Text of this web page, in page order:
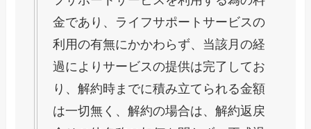
金であり、ライフサポートサービスの
利用の有無にかかわらず、当該月の経
過によりサービスの提供は完了してお
り、解約時までに積み立てられる金額
は一切無く、解約の場合は、解約返戻